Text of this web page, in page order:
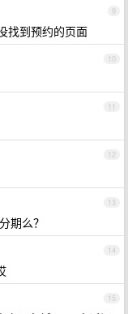
9
找到预约的页面
10
11
12
13
期么？
14
15